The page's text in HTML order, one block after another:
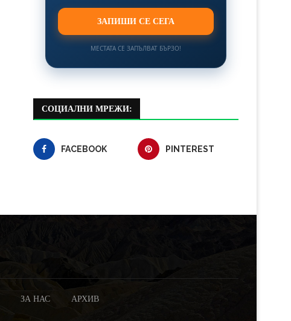
ЗАПИШИ СЕ СЕГА
МЕСТАТА СЕ ЗАПЪЛВАТ БЪРЗО!
СОЦИАЛНИ МРЕЖИ:
FACEBOOK PINTEREST
ЗА НАС АРХИВ